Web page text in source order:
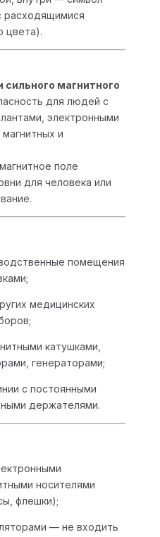
расходящимися
цвета).
сильного магнитного
для людей с
электронными
и
поле
для человека или
помещения
медицинских
катушками,
генераторами;
с постоянными
держателями.
носителями
флешки);
— не входить